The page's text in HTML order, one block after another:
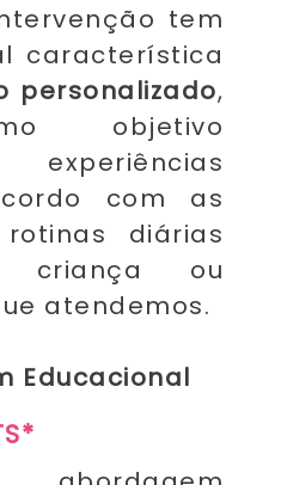
tem
característica
personalizado,
objetivo
experiências
com as
diárias
criança ou
atendemos.
Educacional